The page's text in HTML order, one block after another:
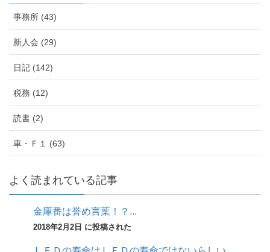
事務所 (43)
新人会 (29)
日記 (142)
税務 (12)
読書 (2)
車・Ｆ１ (63)
よく読まれている記事
金庫番は誉め言葉！？...
2018年2月2日 に投稿された